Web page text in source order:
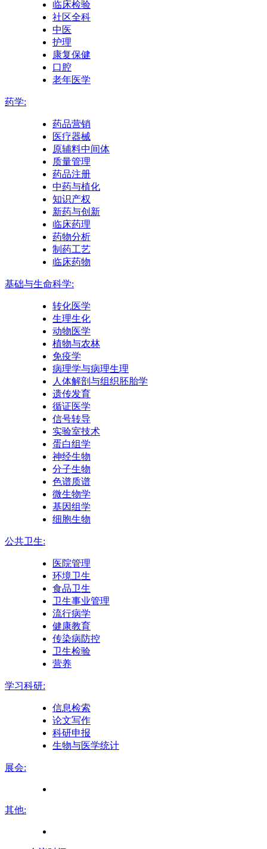
临床检验
社区全科
中医
护理
康复保健
口腔
老年医学
药学:
药品营销
医疗器械
原辅料中间体
质量管理
药品注册
中药与植化
知识产权
新药与创新
临床药理
药物分析
制药工艺
临床药物
基础与生命科学:
转化医学
生理生化
动物医学
植物与农林
免疫学
病理学与病理生理
人体解剖与组织胚胎学
遗传发育
循证医学
信号转导
实验室技术
蛋白组学
神经生物
分子生物
色谱质谱
微生物学
基因组学
细胞生物
公共卫生:
医院管理
环境卫生
食品卫生
卫生事业管理
流行病学
健康教育
传染病防控
卫生检验
营养
学习科研:
信息检索
论文写作
科研申报
生物与医学统计
展会:
其他: